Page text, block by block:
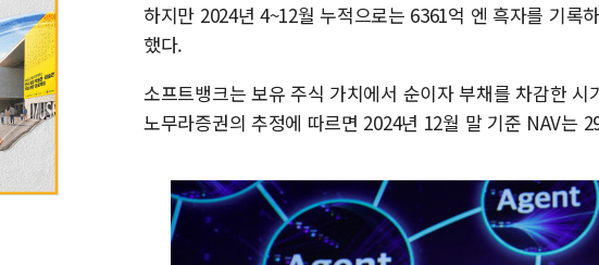
하지만 2024년 4~12월 누적으로는 6361억 엔 흑자를 기록
했다.
소프트뱅크는 보유 주식 가치에서 순이자 부채를 차감한
노무라증권의 추정에 따르면 2024년 12월 말 기준 NAV는